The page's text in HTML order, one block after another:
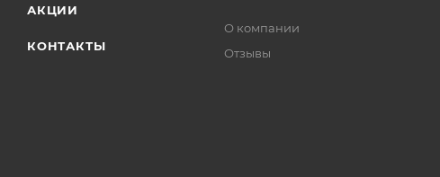
АКЦИИ
КОНТАКТЫ
О компании
Отзывы